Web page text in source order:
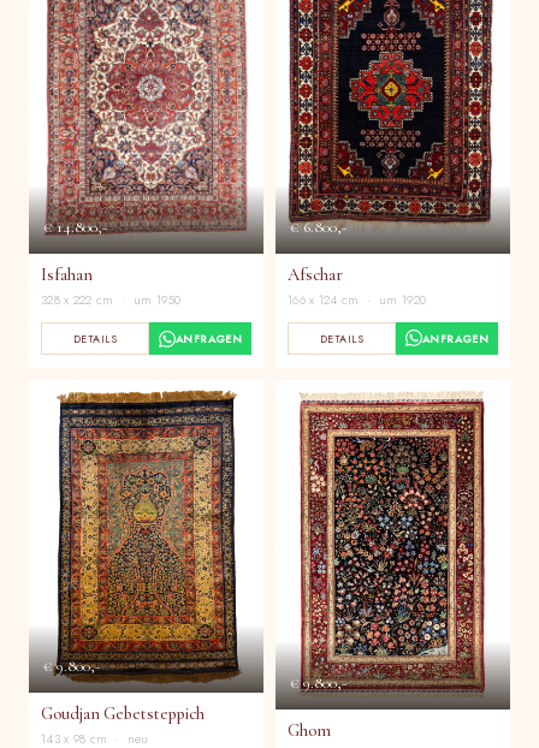
€ 14.800,-
Isfahan
328 x 222 cm · um 1950
DETAILS ANFRAGEN
€ 6.800,-
Afschar
166 x 124 cm · um 1920
DETAILS ANFRAGEN
€ 9.800,-
Goudjan Gebetsteppich
143 x 98 cm · neu
€ 9.800,-
Ghom